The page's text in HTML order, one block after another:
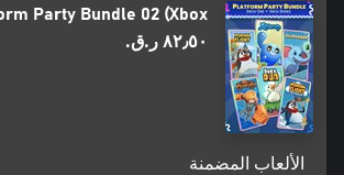
Party Bundle 02 (Xbox)
٨٢٫٥٠ ر.ق.‏
الألعاب المضمنة